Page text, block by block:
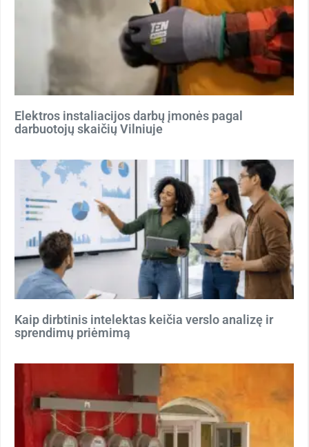
Elektros instaliacijos darbų įmonės pagal
darbuotojų skaičių Vilniuje
Kaip dirbtinis intelektas keičia verslo analizę ir
sprendimų priėmimą